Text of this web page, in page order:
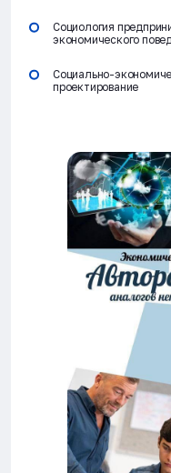
Социология
экономического
Социально-
проектирование